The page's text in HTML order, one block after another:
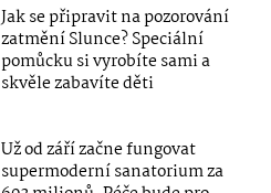
Jak se připravit na pozorování
zatmění Slunce? Speciální
pomůcku si vyrobíte sami a
skvěle zabavíte děti
Už od září začne fungovat
supermoderní sanatorium za